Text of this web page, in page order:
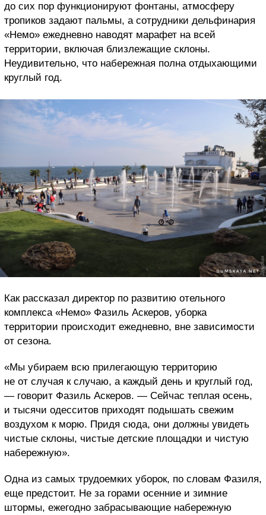
до сих пор функционируют фонтаны, атмосферу
тропиков задают пальмы, а сотрудники дельфинария
«Немо» ежедневно наводят марафет на всей
территории, включая близлежащие склоны.
Неудивительно, что набережная полна отдыхающими
круглый год.
Как рассказал директор по развитию отельного
комплекса «Немо» Фазиль Аскеров, уборка
территории происходит ежедневно, вне зависимости
от сезона.
«Мы убираем всю прилегающую территорию
не от случая к случаю, а каждый день и круглый год,
— говорит Фазиль Аскеров. — Сейчас теплая осень,
и тысячи одесситов приходят подышать свежим
воздухом к морю. Придя сюда, они должны увидеть
чистые склоны, чистые детские площадки и чистую
набережную».
Одна из самых трудоемких уборок, по словам Фазиля,
еще предстоит. Не за горами осенние и зимние
штормы, ежегодно забрасывающие набережную